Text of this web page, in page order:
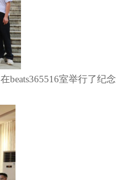
beats365516室举行了纪念